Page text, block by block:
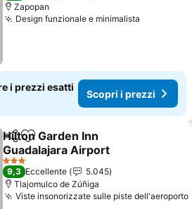
Zapopan
Design funzionale e minimalista
i prezzi esatti
Scopri i prezzi
CondividiAggiungi ai preferiti
Hilton Garden Inn
Guadalajara Airport
3 Stelle
9,3 Eccellente
5.045
Tlajomulco de Zúñiga
Viste insonorizzate sulle piste dell'aeroporto